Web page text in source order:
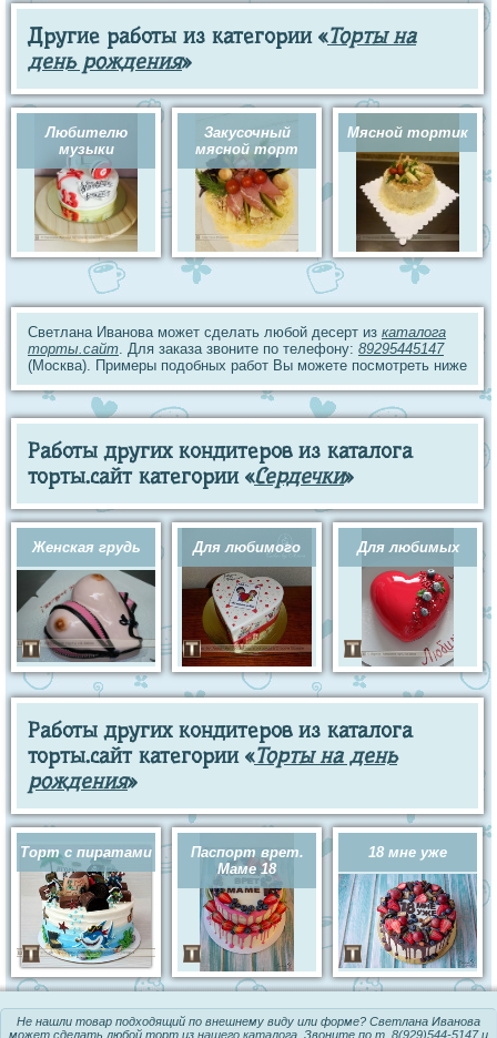
Другие работы из категории «Торты на
день рождения»
Любителю
музыки
Закусочный
мясной торт
Мясной тортик
Светлана Иванова может сделать любой десерт из каталога
торты.сайт . Для заказа звоните по телефону: 89295445147
(Москва). Примеры подобных работ Вы можете посмотреть ниже
Работы других кондитеров из каталога
торты.сайт категории «Сердечки»
Женская грудь Для любимого Для любимых
Работы других кондитеров из каталога
торты.сайт категории «Торты на день
рождения»
Торт с пиратами
Паспорт врет.
Маме 18
18 мне уже
Не нашли товар подходящий по внешнему виду или форме? Светлана Иванова
может сделать любой торт из нашего каталога . Звоните по т. 8(929)544-5147и